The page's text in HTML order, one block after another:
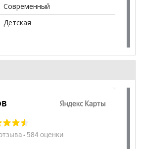
Современный
Детская